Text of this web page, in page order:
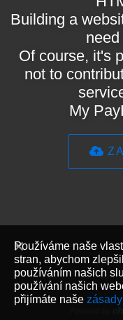
Building a
Of course, it's
not to
My
Používáme naše
stran, abychom
používáním našich
používání našich
přijímáte naše